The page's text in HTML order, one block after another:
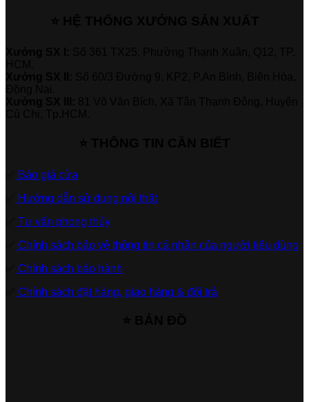
Báo giá cửa
Hướng dẫn sử dụng nội thất
Tư vấn phong thủy
Chính sách bảo vệ thông tin cá nhân của người tiêu dùng
Chính sách bảo hành
Chính sách đặt hàng, giao hàng & đổi trả